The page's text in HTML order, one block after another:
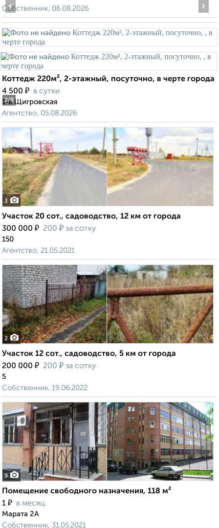
Собственник, 06.08.2026
2/8
‹ ›
Коттедж 220м², 2-этажный, посуточно, в черте города
4 500 ₽ в сутки
1-я Щигровская
Агентство, 05.08.2026
3
Участок 20 сот., садоводство, 12 км от города
300 000 ₽ 200 ₽ за сотку
150
Агентство, 21.05.2021
2
Участок 12 сот., садоводство, 5 км от города
200 000 ₽ 200 ₽ за сотку
5
Собственник, 19.06.2022
9
Помещение свободного назначения, 118 м²
1 ₽ в месяц
Марата 2А
Собственник, 31.05.2021